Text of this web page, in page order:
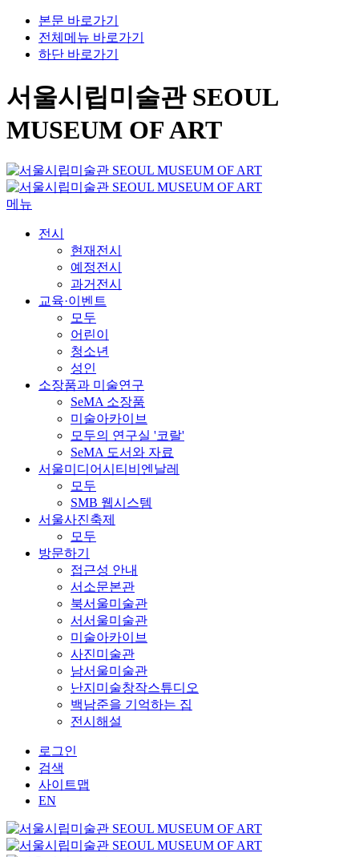
본문 바로가기
전체메뉴 바로가기
하단 바로가기
서울시립미술관 SEOUL
MUSEUM OF ART
메뉴
전시
현재전시
예정전시
과거전시
교육·이벤트
모두
어린이
청소년
성인
소장품과 미술연구
SeMA 소장품
미술아카이브
모두의 연구실 '코랄'
SeMA 도서와 자료
서울미디어시티비엔날레
모두
SMB 웹시스템
서울사진축제
모두
방문하기
접근성 안내
서소문본관
북서울미술관
서서울미술관
미술아카이브
사진미술관
남서울미술관
난지미술창작스튜디오
백남준을 기억하는 집
전시해설
로그인
검색
사이트맵
EN